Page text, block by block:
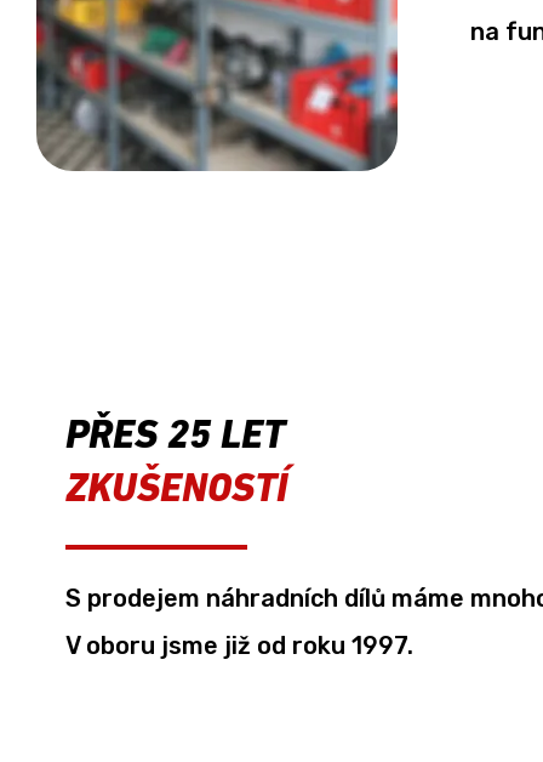
na
PŘES 25 LET
ZKUŠENOSTÍ
S prodejem náhradních dílů máme
V oboru jsme již od roku 1997.